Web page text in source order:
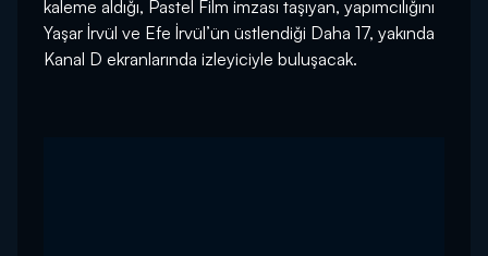
kaleme aldığı, Pastel Film imzası taşıyan, yapımcılığını
Yaşar İrvül ve Efe İrvül’ün üstlendiği Daha 17, yakında
Kanal D ekranlarında izleyiciyle buluşacak.